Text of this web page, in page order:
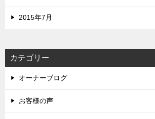
2015年7月
カテゴリー
オーナーブログ
お客様の声